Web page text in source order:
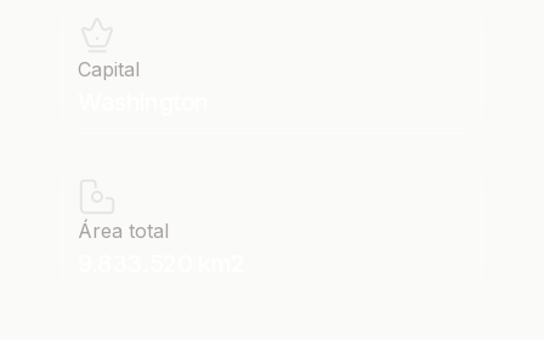
Capital
Área total